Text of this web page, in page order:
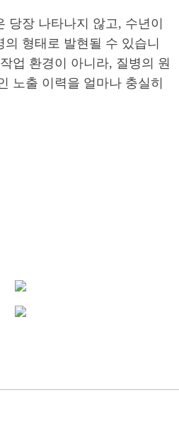
당장 나타나지 않고, 수년이
형태로 발현될 수 있습니
업 환경이 아니라, 질병의 원
노출 이력을 얼마나 충실히